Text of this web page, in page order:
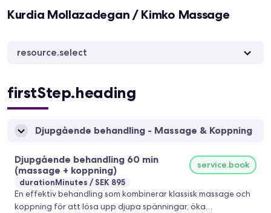
Kurdia Mollazadegan / Kimko Massage
resource.select
firstStep.heading
Djupgående behandling - Massage & Koppning
Djupgående behandling 60 min
(massage + koppning)
durationMinutes SEK 895
service.book
En effektiv behandling som kombinerar klassisk massage och
koppning för att lösa upp djupa spänningar, öka